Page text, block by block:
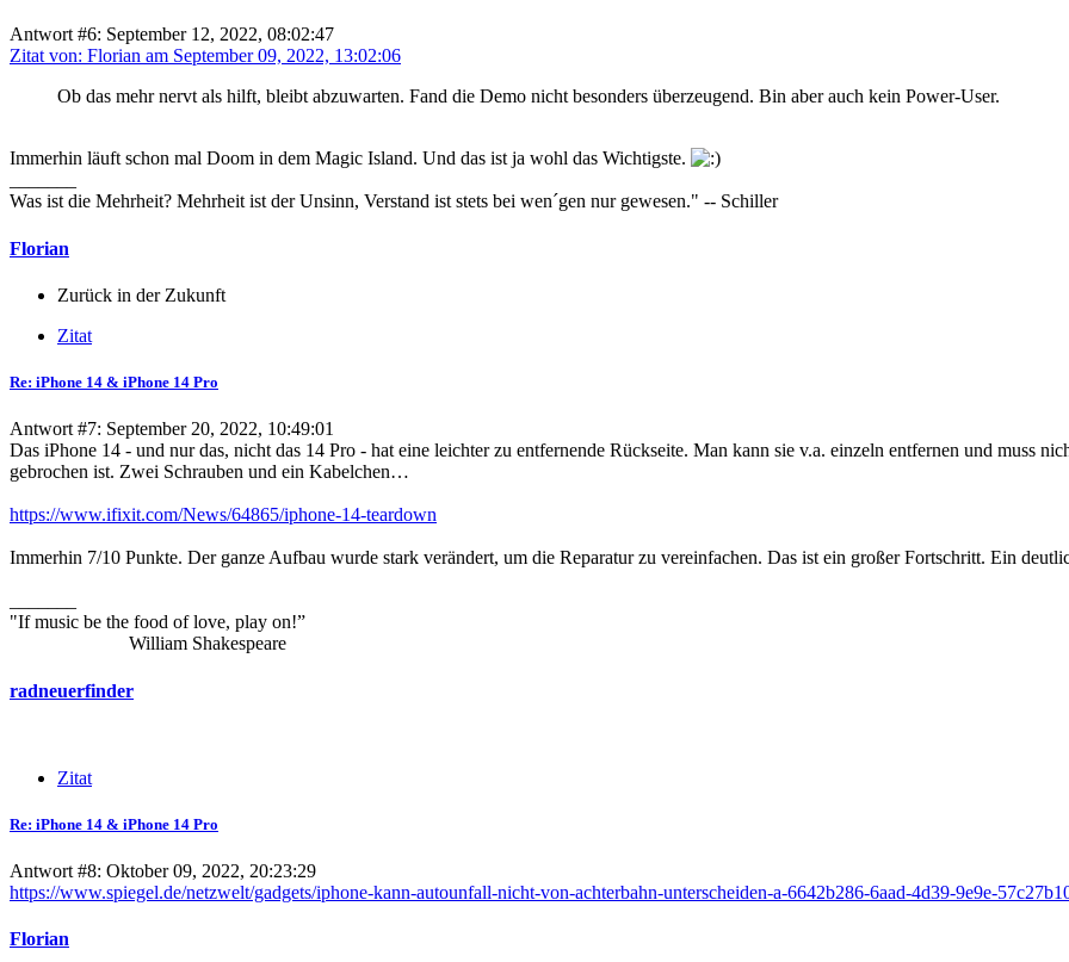
Antwort #6: September 12, 2022, 08:02:47
Zitat von: Florian am September 09, 2022, 13:02:06
Ob das mehr nervt als hilft, bleibt abzuwarten. Fand die Demo nicht besonders überzeugend. Bin aber auch kein Power-User.
Immerhin läuft schon mal Doom in dem Magic Island. Und das ist ja wohl das Wichtigste.
Was ist die Mehrheit? Mehrheit ist der Unsinn, Verstand ist stets bei wen´gen nur gewesen." -- Schiller
Florian
Zurück in der Zukunft
Zitat
Re: iPhone 14 & iPhone 14 Pro
Antwort #7: September 20, 2022, 10:49:01
Das iPhone 14 - und nur das, nicht das 14 Pro - hat eine leichter zu entfernende Rückseite. Man kann sie v.a. einzeln entfernen und muss
gebrochen ist. Zwei Schrauben und ein Kabelchen…
https://www.ifixit.com/News/64865/iphone-14-teardown
Immerhin 7/10 Punkte. Der ganze Aufbau wurde stark verändert, um die Reparatur zu vereinfachen. Das ist ein großer Fortschritt. Ein
"If music be the food of love, play on!”
William Shakespeare
radneuerfinder
Zitat
Re: iPhone 14 & iPhone 14 Pro
Antwort #8: Oktober 09, 2022, 20:23:29
https://www.spiegel.de/netzwelt/gadgets/iphone-kann-autounfall-nicht-von-achterbahn-unterscheiden-a-6642b286-6aad-4d39-9e9e-
Florian